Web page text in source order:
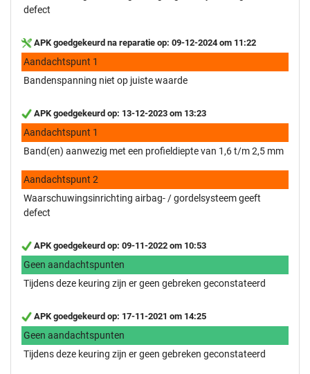
defect
APK goedgekeurd na reparatie op: 09-12-2024 om 11:22
Aandachtspunt 1
Bandenspanning niet op juiste waarde
APK goedgekeurd op: 13-12-2023 om 13:23
Aandachtspunt 1
Band(en) aanwezig met een profieldiepte van 1,6 t/m 2,5 mm
Aandachtspunt 2
Waarschuwingsinrichting airbag- / gordelsysteem geeft
defect
APK goedgekeurd op: 09-11-2022 om 10:53
Geen aandachtspunten
Tijdens deze keuring zijn er geen gebreken geconstateerd
APK goedgekeurd op: 17-11-2021 om 14:25
Geen aandachtspunten
Tijdens deze keuring zijn er geen gebreken geconstateerd